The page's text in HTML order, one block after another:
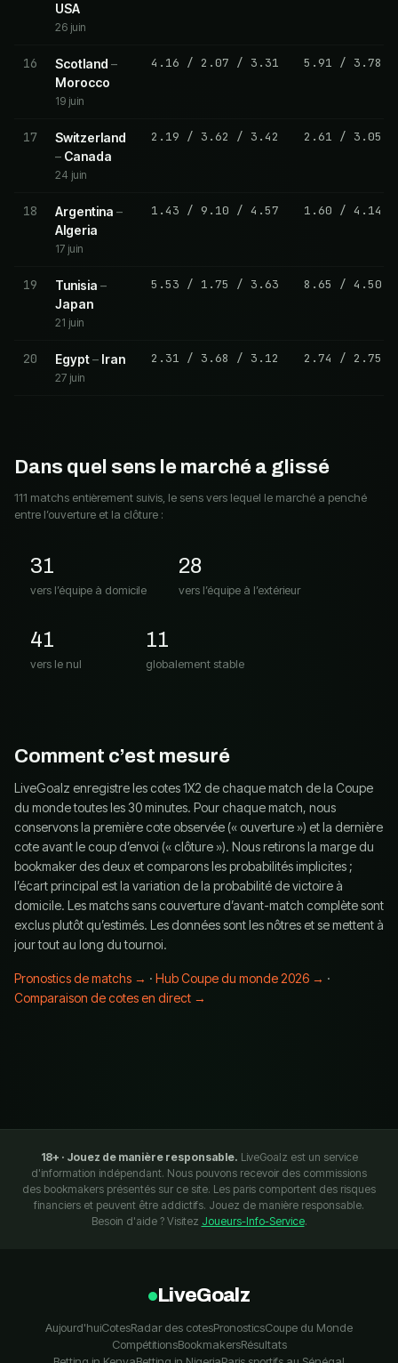
USA
26 juin
16 Scotland –
Morocco
19 juin
4.16 / 2.07 / 3.31 5.91 / 3.78
17
Switzerland
– Canada
24 juin
2.19 / 3.62 / 3.42 2.61 / 3.05
18 Argentina –
Algeria
17 juin
1.43 / 9.10 / 4.57 1.60 / 4.14
19 Tunisia –
Japan
21 juin
5.53 / 1.75 / 3.63 8.65 / 4.50
20 Egypt– Iran
27 juin
2.31 / 3.68 / 3.12 2.74 / 2.75
Dans quel sens le marché a glissé
111 matchs entièrement suivis, le sens vers lequel le marché a penché
entre l’ouverture et la clôture :
31
vers l’équipe à domicile
28
vers l’équipe à l’extérieur
41
vers le nul
11
globalement stable
Comment c’est mesuré
LiveGoalz enregistre les cotes 1X2 de chaque match de la Coupe
du monde toutes les 30 minutes. Pour chaque match, nous
conservons la première cote observée (« ouverture ») et la dernière
cote avant le coup d’envoi (« clôture »). Nous retirons la marge du
bookmaker des deux et comparons les probabilités implicites ;
l’écart principal est la variation de la probabilité de victoire à
domicile. Les matchs sans couverture d’avant-match complète sont
exclus plutôt qu’estimés. Les données sont les nôtres et se mettent à
jour tout au long du tournoi.
Pronostics de matchs → · Hub Coupe du monde 2026 → ·
Comparaison de cotes en direct →
18+ · Jouez de manière responsable. LiveGoalz est un service
d'information indépendant. Nous pouvons recevoir des commissions
des bookmakers présentés sur ce site. Les paris comportent des risques
financiers et peuvent être addictifs. Jouez de manière responsable.
Besoin d'aide ? Visitez Joueurs-Info-Service.
LiveGoalz
Aujourd'huiCotesRadar des cotesPronosticsCoupe du Monde
CompétitionsBookmakersRésultats